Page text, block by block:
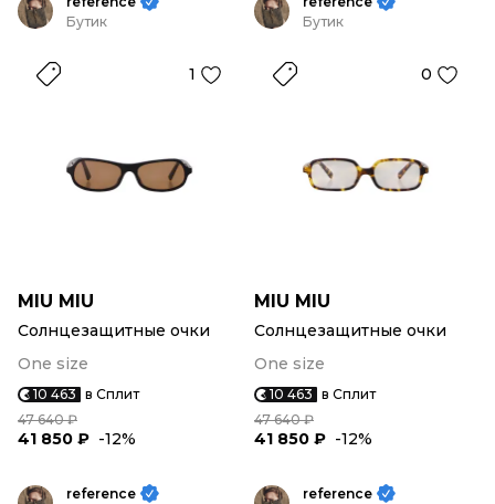
Бутик
1
MIU MIU
Солнцезащитные очки
One size
10 463 в Сплит
47 640 ₽
41 850 ₽ -12%
Бутик
0
MIU MIU
Солнцезащитные очки
One size
10 463 в Сплит
47 640 ₽
41 850 ₽ -12%
reference
reference